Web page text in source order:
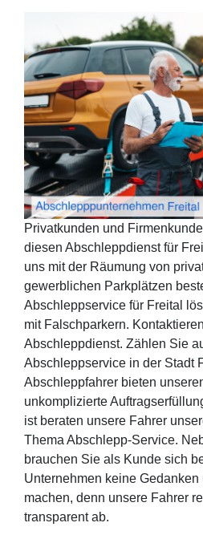
Privatkunden und
diesen Abschleppdienst für
uns mit der Räumung von
gewerblichen Parkplätzen
Abschleppservice für Freital
mit Falschparkern.
Abschleppdienst. Zählen Sie
Abschleppservice in der Stadt
Abschleppfahrer bieten
unkomplizierte
ist beraten unsere Fahrer
Thema Abschlepp-Service.
brauchen Sie als Kunde sich
Unternehmen keine Gedanken
machen, denn unsere Fahrer
transparent ab.